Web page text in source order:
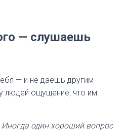
— слушаешь
— и не даёшь другим
людей ощущение, что им
один хороший вопрос